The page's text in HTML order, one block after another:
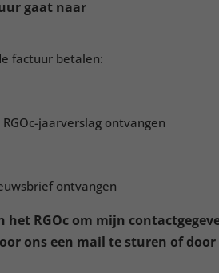
gaat naar
factuur betalen:
jaarverslag ontvangen
ontvangen
het RGOc om mijn
ons een mail te sturen of